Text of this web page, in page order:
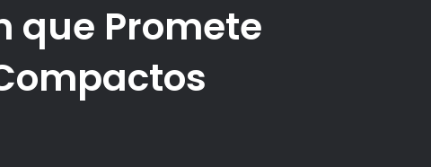
que Promete